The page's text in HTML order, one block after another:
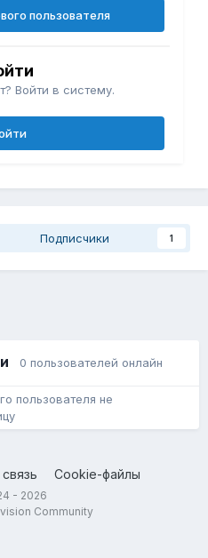
пользователя
Войти в систему.
Подписчики 1
0 пользователей онлайн
пользователя не
Cookie-файлы
- 2026
Community